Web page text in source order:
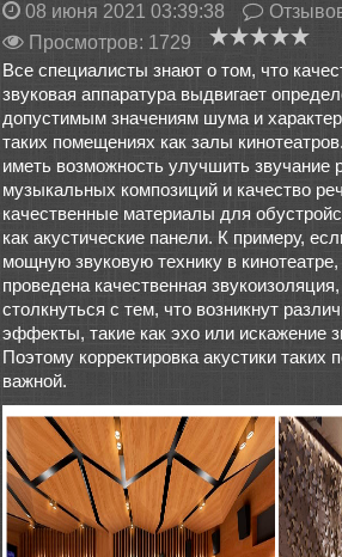
08 июня 2021 03:39:38
Просмотров: 1729
Все специалисты знают о том, что
звуковая аппаратура выдвигает
допустимым значениям шума и
таких помещениях как залы
иметь возможность улучшить звучание
музыкальных композиций и качество
качественные материалы для
как акустические панели. К примеру,
мощную звуковую технику в
проведена качественная
столкнуться с тем, что возникнут
эффекты, такие как эхо или искажение
Поэтому корректировка акустики таких
важной.